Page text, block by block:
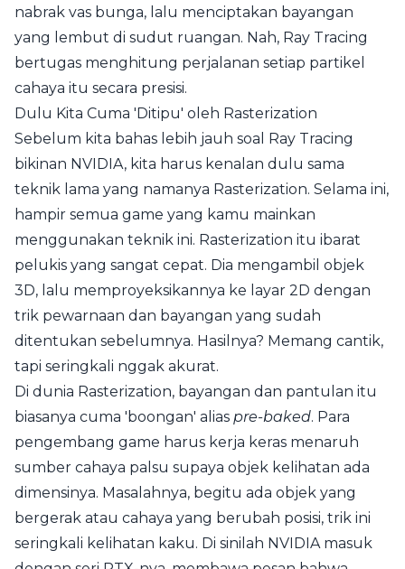
nabrak vas bunga, lalu menciptakan bayangan
yang lembut di sudut ruangan. Nah, Ray Tracing
bertugas menghitung perjalanan setiap partikel
cahaya itu secara presisi.
Dulu Kita Cuma 'Ditipu' oleh Rasterization
Sebelum kita bahas lebih jauh soal Ray Tracing
bikinan NVIDIA, kita harus kenalan dulu sama
teknik lama yang namanya Rasterization. Selama ini,
hampir semua game yang kamu mainkan
menggunakan teknik ini. Rasterization itu ibarat
pelukis yang sangat cepat. Dia mengambil objek
3D, lalu memproyeksikannya ke layar 2D dengan
trik pewarnaan dan bayangan yang sudah
ditentukan sebelumnya. Hasilnya? Memang cantik,
tapi seringkali nggak akurat.
Di dunia Rasterization, bayangan dan pantulan itu
biasanya cuma 'boongan' alias pre-baked. Para
pengembang game harus kerja keras menaruh
sumber cahaya palsu supaya objek kelihatan ada
dimensinya. Masalahnya, begitu ada objek yang
bergerak atau cahaya yang berubah posisi, trik ini
seringkali kelihatan kaku. Di sinilah NVIDIA masuk